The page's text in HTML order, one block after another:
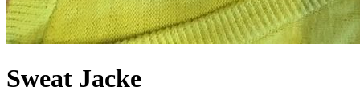
Sweat Jacke